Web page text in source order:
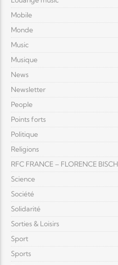
Mobile
Monde
Music
Musique
News
Newsletter
People
Points forts
Politique
Religions
RFC FRANCE – FLORENCE BISCH
Science
Société
Solidarité
Sorties & Loisirs
Sport
Sports